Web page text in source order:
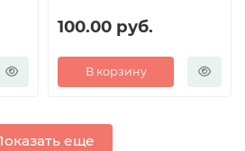
100.00 руб.
В корзину
еще